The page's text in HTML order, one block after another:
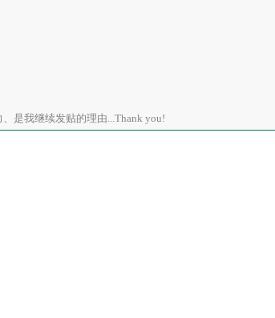
是我继续发贴的理由...Thank you!